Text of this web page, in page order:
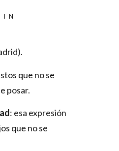
que no se
posar.
: esa expresión
que no se